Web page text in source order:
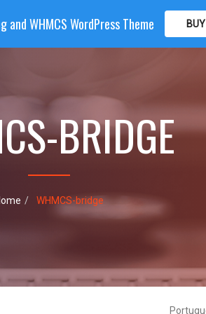
DOMAIN WHMCS SHOP
BRIDGE
WHMCS-bridge
and WHMCS WordPress Theme